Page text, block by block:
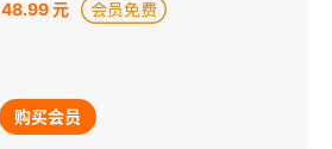
48.99 元
购买会员